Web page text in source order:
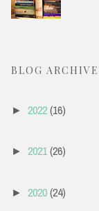
BLOG ARCHIVE
► 2022(16)
► 2021(26)
► 2020(24)